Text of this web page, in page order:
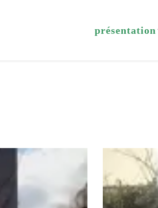
présentation